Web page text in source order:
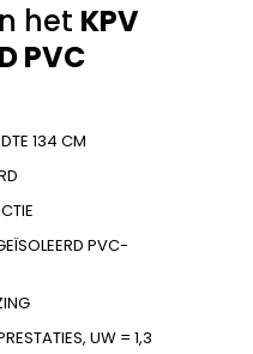
het KPV
PVC
134 CM
PVC-
UW = 1,3